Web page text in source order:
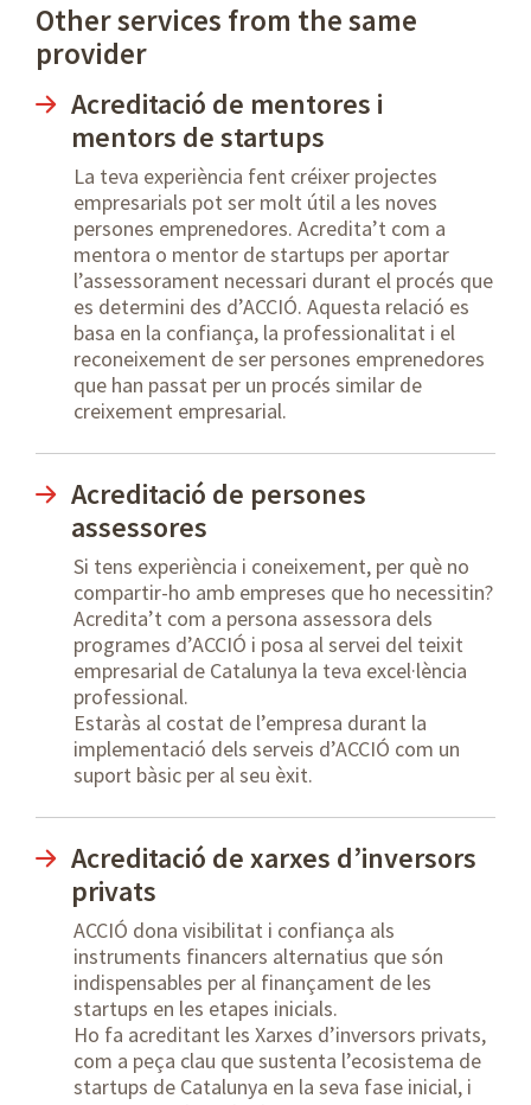
Other services from the same
provider
Acreditació de mentores i
mentors de startups
La teva experiència fent créixer projectes
empresarials pot ser molt útil a les noves
persones emprenedores. Acredita’t com a
mentora o mentor de startups per aportar
l’assessorament necessari durant el procés que
es determini des d’ACCIÓ. Aquesta relació es
basa en la confiança, la professionalitat i el
reconeixement de ser persones emprenedores
que han passat per un procés similar de
creixement empresarial.
Acreditació de persones
assessores
Si tens experiència i coneixement, per què no
compartir-ho amb empreses que ho necessitin?
Acredita’t com a persona assessora dels
programes d’ACCIÓ i posa al servei del teixit
empresarial de Catalunya la teva excel·lència
professional.
Estaràs al costat de l’empresa durant la
implementació dels serveis d’ACCIÓ com un
suport bàsic per al seu èxit.
Acreditació de xarxes d’inversors
privats
ACCIÓ dona visibilitat i confiança als
instruments financers alternatius que són
indispensables per al finançament de les
startups en les etapes inicials.
Ho fa acreditant les Xarxes d’inversors privats,
com a peça clau que sustenta l’ecosistema de
startups de Catalunya en la seva fase inicial, i